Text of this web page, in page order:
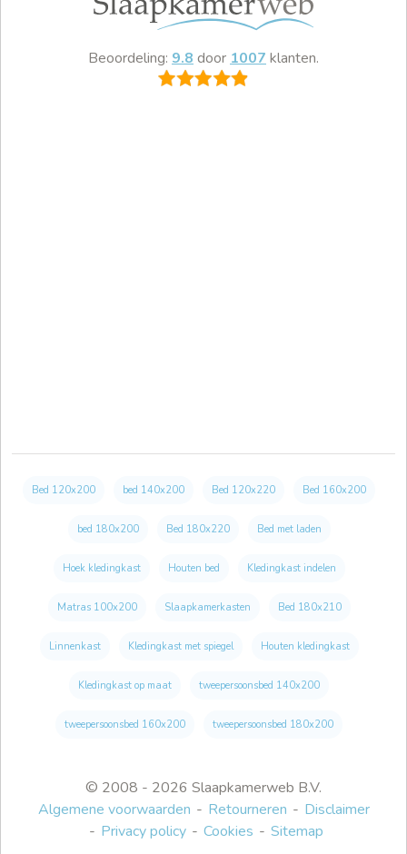
© 2008 - 2026 Slaapkamerweb B.V.
Algemene voorwaarden
Retourneren
Disclaimer
Privacy policy
Cookies Sitemap
Beoordeling: 9.8door1007klanten.
Bed 120x200 bed 140x200 Bed 120x220 Bed 160x200
bed 180x200 Bed 180x220 Bed met laden
Hoek kledingkast Houten bed Kledingkast indelen
Matras 100x200 Slaapkamerkasten Bed 180x210
Linnenkast Kledingkast met spiegel Houten kledingkast
Kledingkast op maat tweepersoonsbed 140x200
tweepersoonsbed 160x200 tweepersoonsbed 180x200